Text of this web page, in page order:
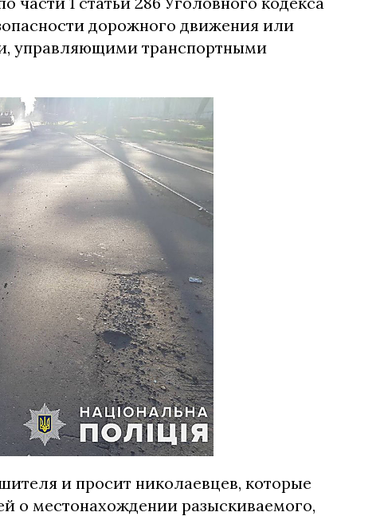
дорожного движения или
управляющими транспортными
и просит николаевцев, которые
о местонахождении разыскиваемого,